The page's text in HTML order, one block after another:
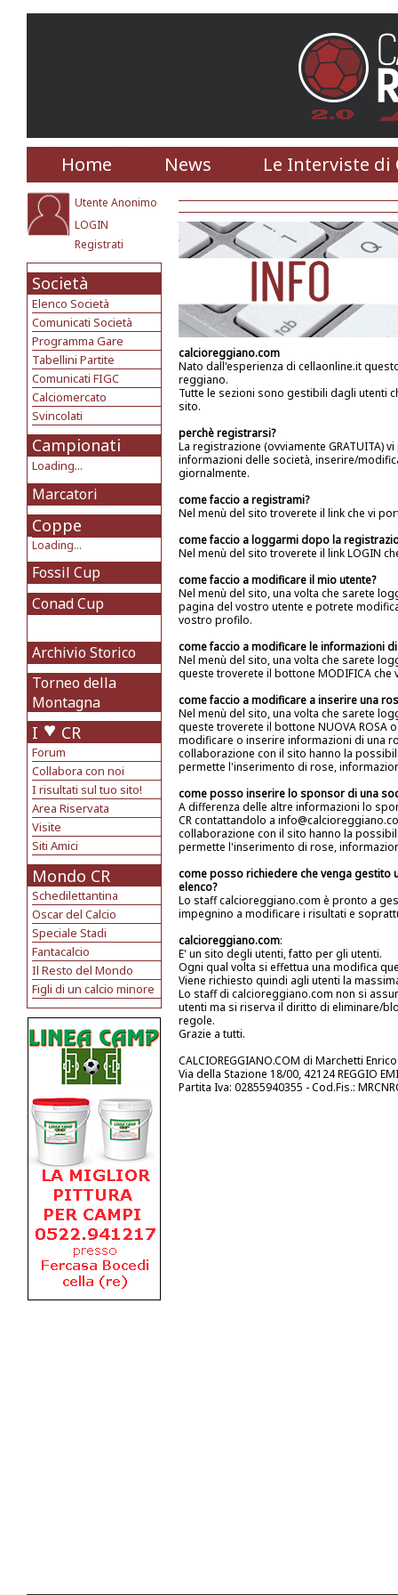
Home News Le Interviste di
Utente Anonimo
LOGIN
Registrati
Società
Elenco Società
Comunicati Società
Programma Gare
Tabellini Partite
Comunicati FIGC
Calciomercato
Svincolati
Campionati
Loading...
Marcatori
Coppe
Loading...
Fossil Cup
Conad Cup
Archivio Storico
Torneo della
Montagna
I CR
Forum
Collabora con noi
I risultati sul tuo sito!
Area Riservata
Visite
Siti Amici
Mondo CR
Schedilettantina
Oscar del Calcio
Speciale Stadi
Fantacalcio
Il Resto del Mondo
Figli di un calcio minore
calcioreggiano.com
Nato dall'esperienza di cellaonline.it
reggiano.
Tutte le sezioni sono gestibili dagli utenti
sito.
perchè registrarsi?
La registrazione (ovviamente
informazioni delle società, inserire/
giornalmente.
come faccio a registrami?
Nel menù del sito troverete il link che vi
come faccio a loggarmi dopo la
Nel menù del sito troverete il link LOGIN
come faccio a modificare il mio utente?
Nel menù del sito, una volta che sarete
pagina del vostro utente e potrete
vostro profilo.
come faccio a modificare le informazioni
Nel menù del sito, una volta che sarete
queste troverete il bottone MODIFICA
come faccio a modificare a inserire una
Nel menù del sito, una volta che sarete
queste troverete il bottone NUOVA ROSA
modificare o inserire informazioni di una
collaborazione con il sito hanno la
permette l'inserimento di rose,
come posso inserire lo sponsor di una
A differenza delle altre informazioni lo
CR contattandolo a
collaborazione con il sito hanno la
permette l'inserimento di rose,
come posso richiedere che venga gestito
elenco?
Lo staff calcioreggiano.com è pronto a
impegnino a modificare i risultati e
calcioreggiano.com:
E' un sito degli utenti, fatto per gli utenti.
Ogni qual volta si effettua una modifica
Viene richiesto quindi agli utenti la
Lo staff di calcioreggiano.com non si
utenti ma si riserva il diritto di eliminare/
regole.
Grazie a tutti.
CALCIOREGGIANO.COM di Marchetti
Via della Stazione 18/00, 42124 REGGIO
Partita Iva: 02855940355 - Cod.Fis.: